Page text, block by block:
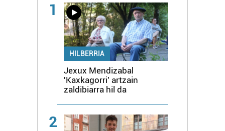
1
HILBERRIA
Jexux Mendizabal
'Kaxkagorri' artzain
zaldibiarra hil da
2